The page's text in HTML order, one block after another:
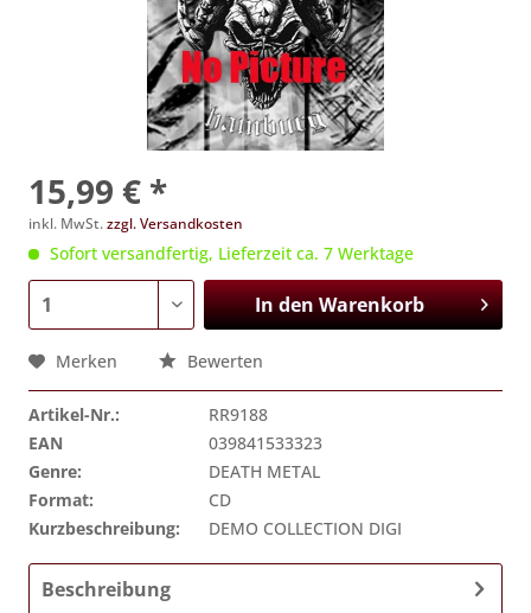
15,99 € *
inkl. MwSt.zzgl. Versandkosten
Sofort versandfertig, Lieferzeit ca. 7 Werktage
In denWarenkorb
Merken Bewerten
Artikel-Nr.:
RR9188
EAN
039841533323
Genre:
DEATH METAL
Format:
CD
Kurzbeschreibung:
DEMO COLLECTION DIGI
Beschreibung